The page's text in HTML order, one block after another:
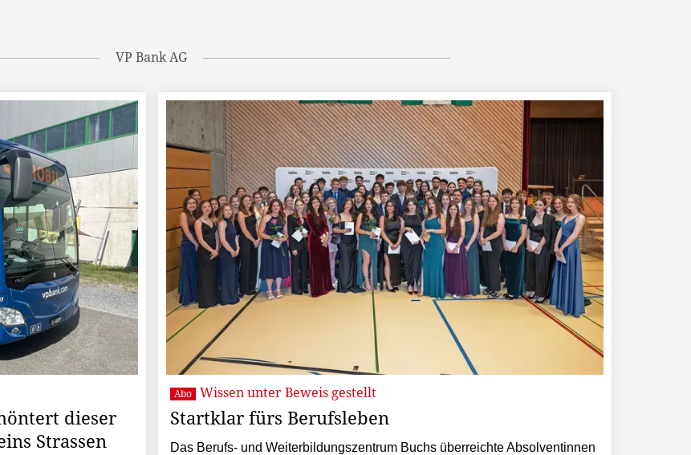
VP Bank AG
dieser
Strassen
Abo Wissen unter Beweis gestellt
Startklar fürs Berufsleben
Das Berufs- und Weiterbildungszentrum Buchs überreichte Absolventinnen